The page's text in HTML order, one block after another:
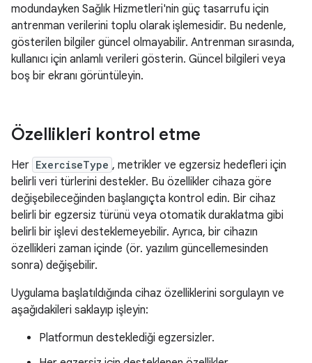
modundayken Sağlık Hizmetleri'nin güç tasarrufu için
antrenman verilerini toplu olarak işlemesidir. Bu nedenle,
gösterilen bilgiler güncel olmayabilir. Antrenman sırasında,
kullanıcı için anlamlı verileri gösterin. Güncel bilgileri veya
boş bir ekranı görüntüleyin.
Özellikleri kontrol etme
Her ExerciseType , metrikler ve egzersiz hedefleri için
belirli veri türlerini destekler. Bu özellikler cihaza göre
değişebileceğinden başlangıçta kontrol edin. Bir cihaz
belirli bir egzersiz türünü veya otomatik duraklatma gibi
belirli bir işlevi desteklemeyebilir. Ayrıca, bir cihazın
özellikleri zaman içinde (ör. yazılım güncellemesinden
sonra) değişebilir.
Uygulama başlatıldığında cihaz özelliklerini sorgulayın ve
aşağıdakileri saklayıp işleyin:
Platformun desteklediği egzersizler.